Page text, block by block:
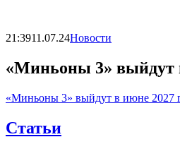
21:3911.07.24Новости
«Миньоны 3» выйдут
«Миньоны 3» выйдут в июне 2027
Статьи